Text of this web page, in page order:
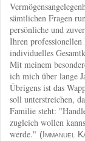
sämtlichen Fragen
persönliche und
Ihren professionellen
individuelles
Mit meinem
ich mich über lange
Übrigens ist das
soll unterstreichen,
Familie steht:
zugleich wollen
werde." (Immanuel